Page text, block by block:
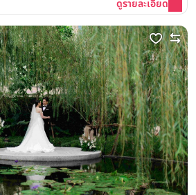
ดูรายละเอียด